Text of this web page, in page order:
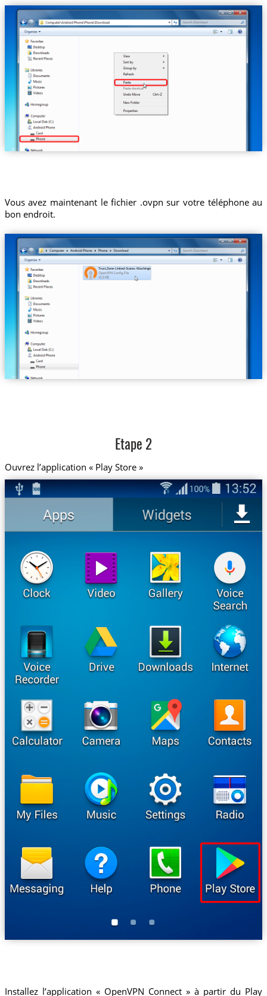
Vous avez maintenant le fichier .ovpn sur votre téléphone au
bon endroit.
Trust.Zone-United-States-Washington.ovpn
Etape 2
Ouvrez l’application « Play Store »
Installez l’application « OpenVPN Connect » à partir du Play